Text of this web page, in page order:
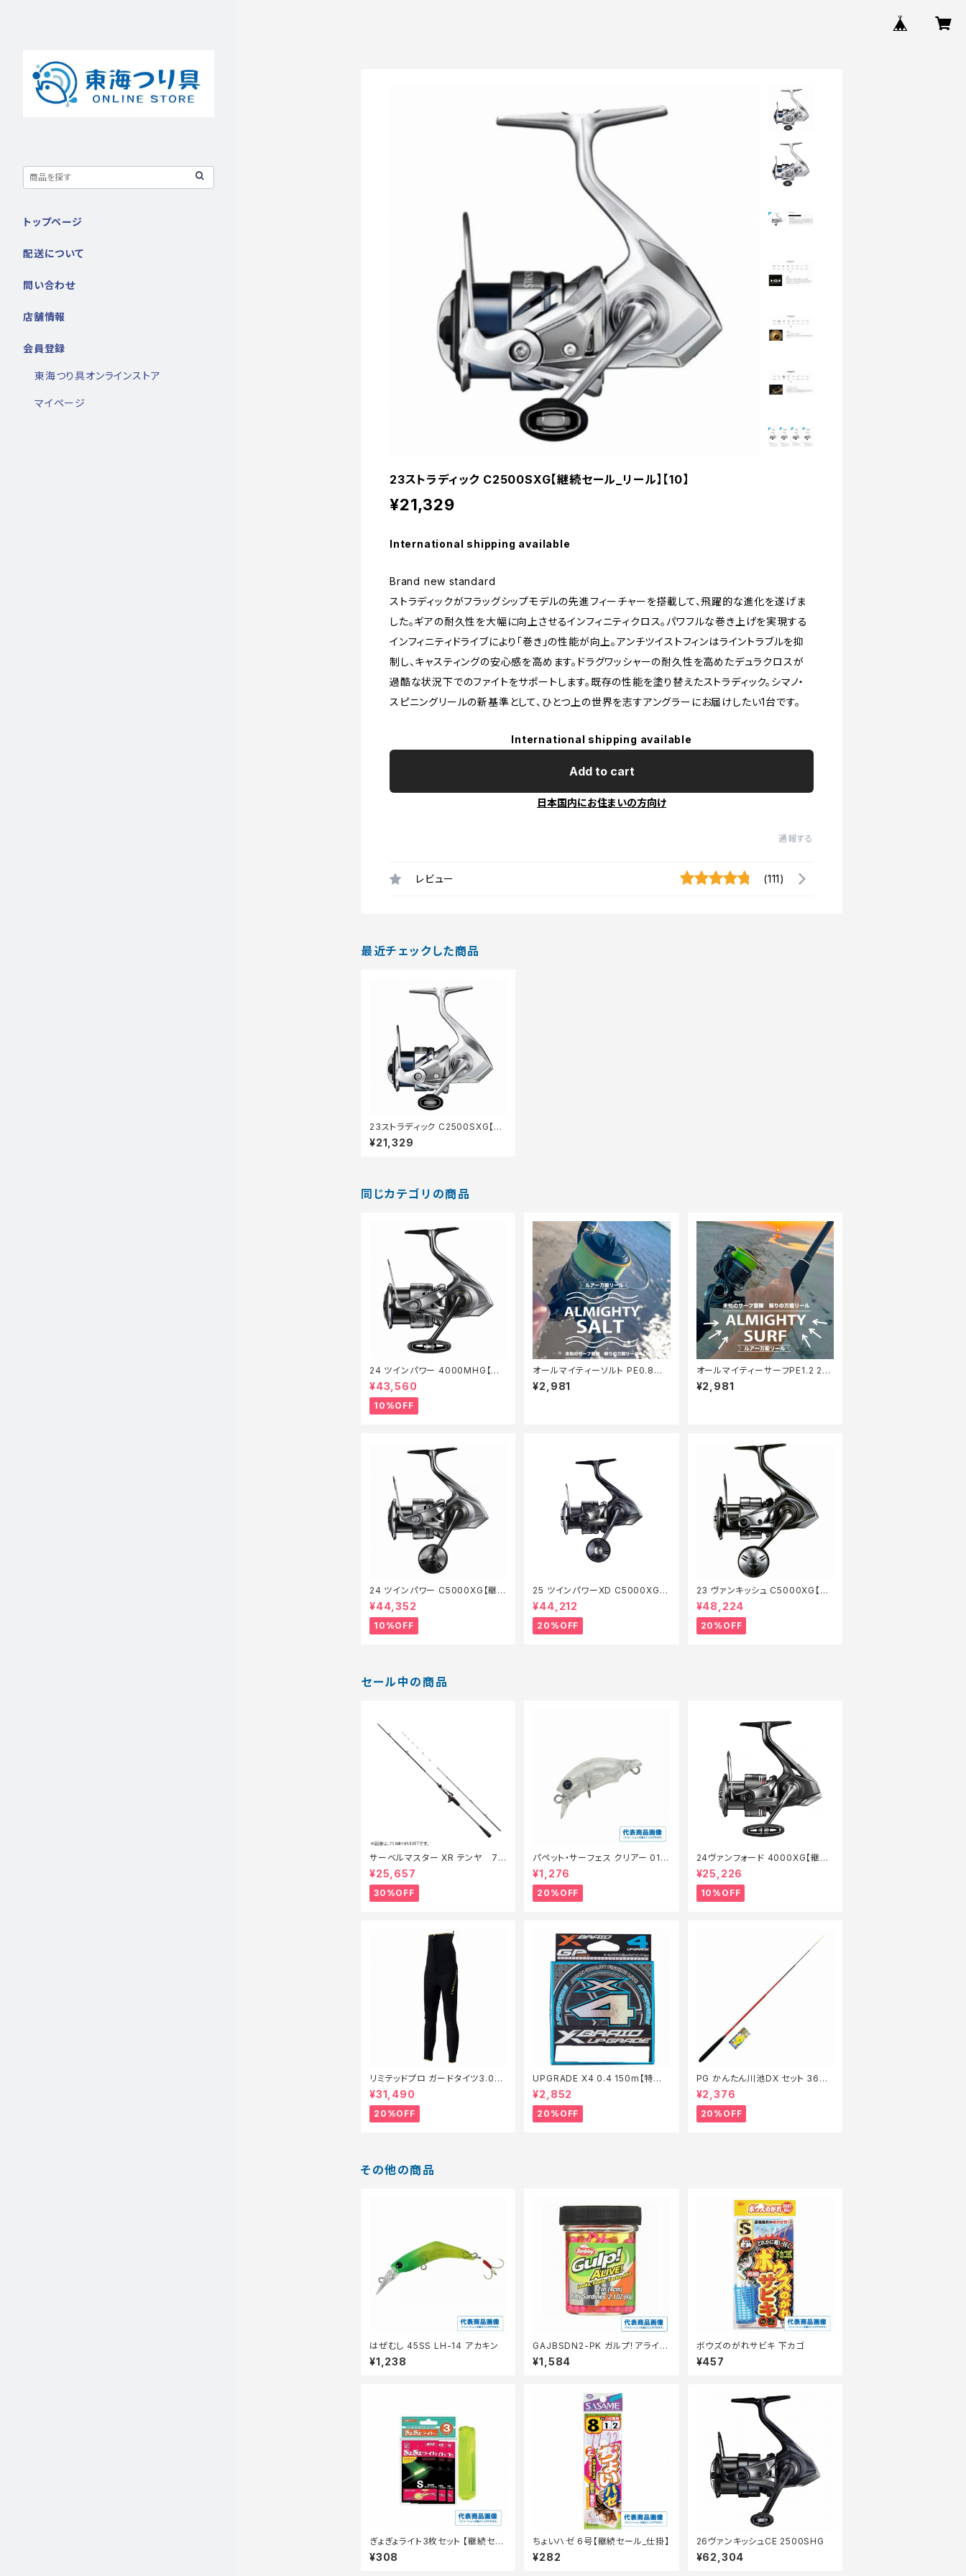
23ストラディック C2500SXG【継続セール_リール】【10】
¥21,329
International shipping available
Brand new standard
ストラディックがフラッグシップモデルの先進フィーチャーを搭載して、飛躍的な進化を遂げま
した。ギアの耐久性を大幅に向上させるインフィニティクロス。パワフルな巻き上げを実現する
インフィニティドライブにより「巻き」の性能が向上。アンチツイストフィンはライントラブルを抑
制し、キャスティングの安心感を高めます。ドラグワッシャーの耐久性を高めたデュラクロスが
過酷な状況下でのファイトをサポートします。既存の性能を塗り替えたストラディック。シマノ・
スピニングリールの新基準として、ひとつ上の世界を志すアングラーにお届けしたい1台です。
International shipping available
Add to cart
日本国内にお住まいの方向け
通報する
レビュー (111)
最近チェックした商品
23ストラディック C2500SXG【継
続セール_リール】【10】
¥21,329
同じカテゴリの商品
24 ツインパワー 4000MHG【継
続セール_リール】【10】
¥43,560
10%OFF
オールマイティーソルト PE0.8号1
50m Tオリ
¥2,981
オールマイティーサーフPE1.2 20
0m【Tオリ】
¥2,981
24 ツインパワー C5000XG【継続
セール_リール】【10】
¥44,352
10%OFF
25 ツインパワーXD C5000XG
【特価リール】【20】
¥44,212
20%OFF
23 ヴァンキッシュ C5000XG【特
価リール】【20】
¥48,224
20%OFF
セール中の商品
サーベルマスター XR テンヤ 73
MH 185R【特価ロッド】【30】
¥25,657
30%OFF
パペット・サーフェス クリアー 01
【特価ルアー】【20】
¥1,276
20%OFF
24ヴァンフォード 4000XG【継続
セール_リール】【10】
¥25,226
10%OFF
リミテッドプロ ガードタイツ3.0FI
−540X 黒 LB【特価装備】【20】
¥31,490
20%OFF
UPGRADE X4 0.4 150m【特価
仕掛】【20】
¥2,852
20%OFF
PG かんたん川池DX セット 360
【特価セット】【20】
¥2,376
20%OFF
その他の商品
はぜむし 45SS LH-14 アカキン
¥1,238
GAJBSDN2-PK ガルプ！アライブ
ベビーサーディン 2インチピンク
¥1,584
ボウズのがれサビキ 下カゴ
¥457
ぎょぎょライト3枚セット 【継続セー
ル_装備】
¥308
ちょいハゼ 6号【継続セール_仕掛】
¥282
26ヴァンキッシュCE 2500SHG
¥62,304
トップページ
配送について
問い合わせ
店舗情報
会員登録
東海つり具オンラインストア
マイページ